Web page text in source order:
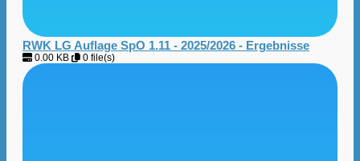
RWK LG Auflage SpO 1.11 - 2025/2026 - Ergebnisse
0.00 KB 0 file(s)